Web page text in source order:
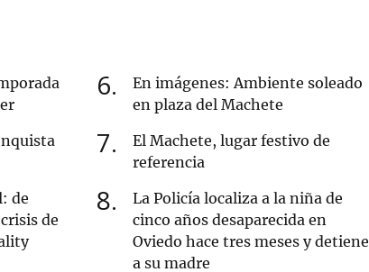
de
de
6
En imágenes: Ambiente soleado
en plaza del Machete
7
El Machete, lugar festivo de
referencia
8
La Policía localiza a la niña de
cinco años desaparecida en
Oviedo hace tres meses y detiene
a su madre